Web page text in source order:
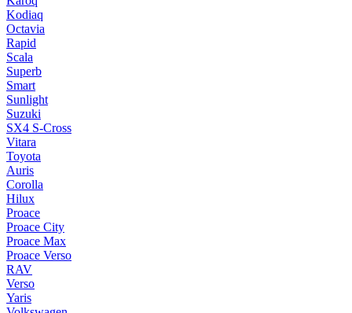
Kodiaq
Octavia
Rapid
Scala
Superb
Smart
Sunlight
Suzuki
SX4 S-Cross
Vitara
Toyota
Auris
Corolla
Hilux
Proace
Proace City
Proace Max
Proace Verso
RAV
Verso
Yaris